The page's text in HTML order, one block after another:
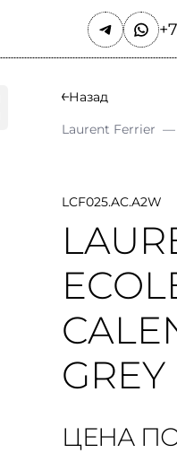
Назад
Laurent Ferrier —
LCF025.AC.A2W
GREY
ЦЕНА